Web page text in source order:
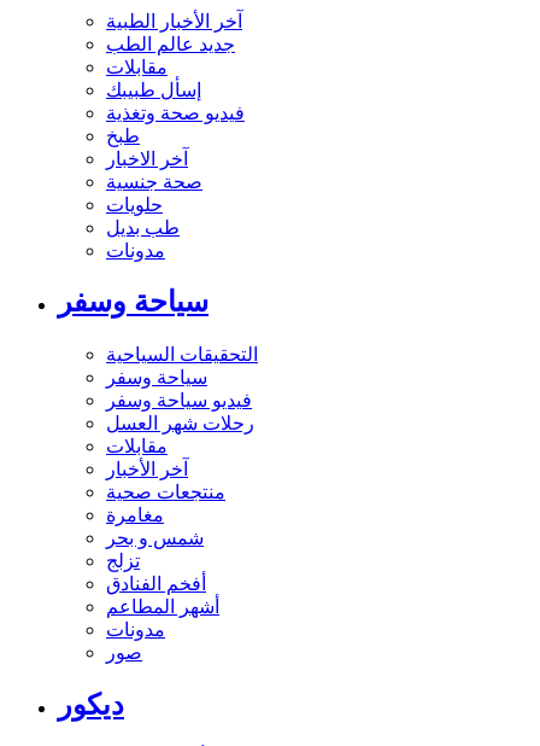
آخر الأخبار الطبية
جديد عالم الطب
مقابلات
إسأل طبيبك
فيديو صحة وتغذية
طبخ
آخر الاخبار
صحة جنسية
حلويات
طب بديل
مدونات
سياحة وسفر
التحقيقات السياحية
سياحة وسفر
فيديو سياحة وسفر
رحلات شهر العسل
مقابلات
آخر الأخبار
منتجعات صحية
مغامرة
شمس و بحر
تزلج
أفخم الفنادق
أشهر المطاعم
مدونات
صور
ديكور